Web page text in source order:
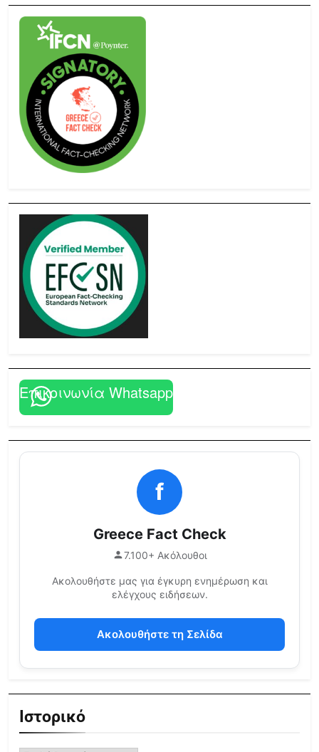
Επικοινωνία Whatsapp
f
Greece Fact Check
7.100+ Ακόλουθοι
Ακολουθήστε μας για έγκυρη ενημέρωση και
ελέγχους ειδήσεων.
Ακολουθήστε τη Σελίδα
Ιστορικό